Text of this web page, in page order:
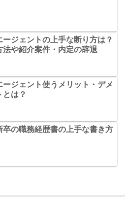
ージェントの上手な断り方は？
法や紹介案件・内定の辞退
ージェント使うメリット・デメ
とは？
卒の職務経歴書の上手な書き方